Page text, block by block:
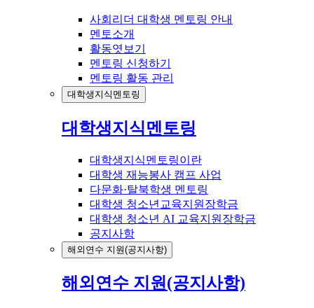
사회리더 대학생 멘토링 안내
멘토소개
활동엿보기
멘토링 신청하기
멘토링 활동 관리
대학생지식멘토링
대학생지식멘토링
대학생지식멘토링이란
대학생 재능봉사 캠프 사업
다문화·탈북학생 멘토링
대학생 청소년교육지원장학금
대학생 청소년 AI 교육지원장학금
공지사항
해외연수 지원(공지사항)
해외연수 지원(공지사항)